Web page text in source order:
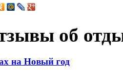
об
на Новый год